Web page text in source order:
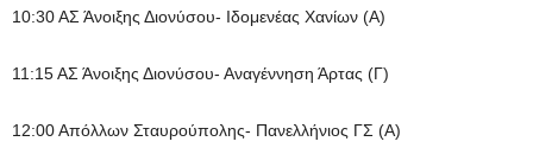
10:30 ΑΣ Άνοιξης Διονύσου- Ιδομενέας Χανίων (Α)
11:15 ΑΣ Άνοιξης Διονύσου- Αναγέννηση Άρτας (Γ)
12:00 Απόλλων Σταυρούπολης- Πανελλήνιος ΓΣ (Α)